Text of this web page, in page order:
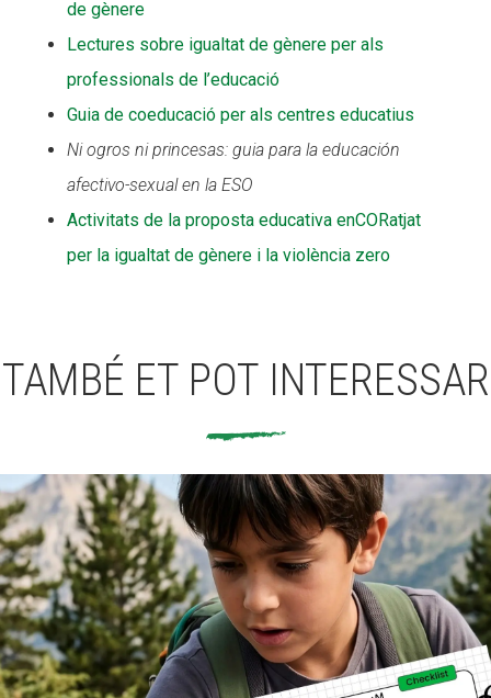
de gènere
Lectures sobre igualtat de gènere per als
professionals de l’educació
Guia de coeducació per als centres educatius
Ni ogros ni princesas: guia para la educación
afectivo-sexual en la ESO
Activitats de la proposta educativa enCORatjat
per la igualtat de gènere i la violència zero
TAMBÉ ET POT INTERESSAR